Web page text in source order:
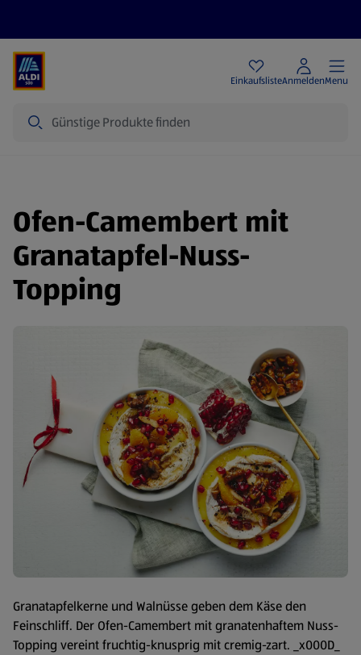
EinkaufslisteAnmeldenMenu
Ofen-Camembert mit
Granatapfel-Nuss-
Topping
Granatapfelkerne und Walnüsse geben dem Käse den
Feinschliff. Der Ofen-Camembert mit granatenhaftem Nuss-
Topping vereint fruchtig-knusprig mit cremig-zart. _x000D_